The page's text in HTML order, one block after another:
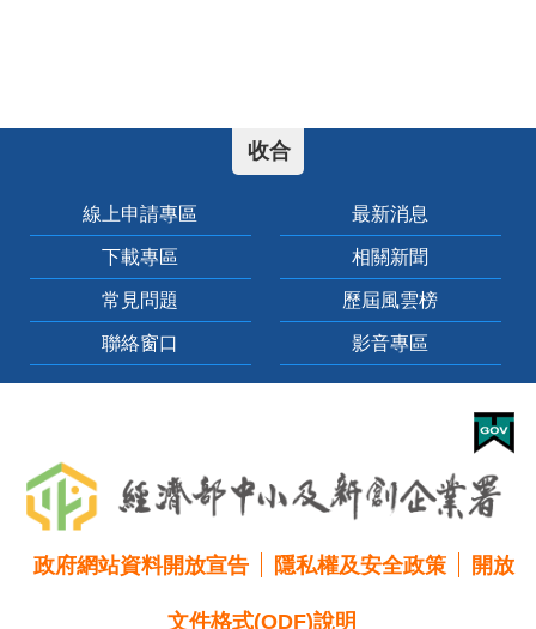
線上申請專區 最新消息
下載專區 相關新聞
常見問題 歷屆風雲榜
聯絡窗口 影音專區
政府網站資料開放宣告 隱私權及安全政策 開放
文件格式(ODF)說明